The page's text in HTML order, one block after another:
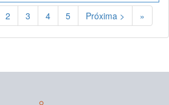
2 3 4 5 Próxima > »